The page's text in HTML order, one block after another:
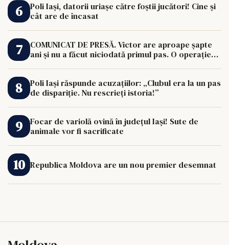
Poli Iași, datorii uriașe către foștii jucători! Cine și
cât are de încasat
COMUNICAT DE PRESĂ. Victor are aproape șapte
ani și nu a făcut niciodată primul pas. O operație
Poli Iași răspunde acuzațiilor: „Clubul era la un pas
de dispariție. Nu rescrieți istoria!”
Focar de variolă ovină în județul Iași! Sute de
animale vor fi sacrificate
Republica Moldova are un nou premier desemnat